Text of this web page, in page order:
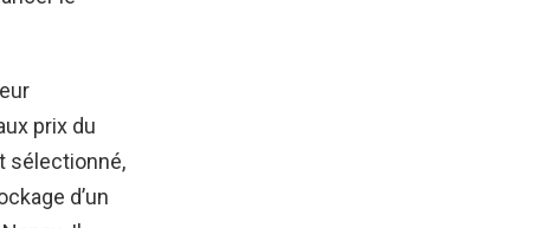
prix du
sélectionné,
d’un